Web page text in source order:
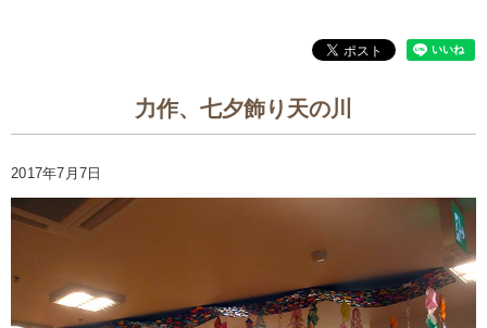
力作、七夕飾り天の川
2017年7月7日